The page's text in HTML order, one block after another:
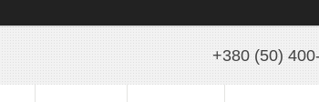
+380 (50)